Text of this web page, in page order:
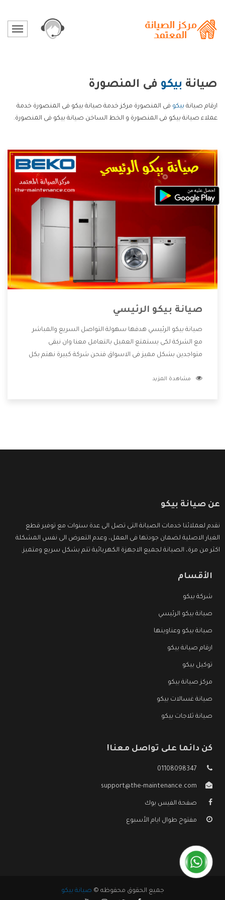
صيانة بيكو فى المنصورة
ارقام صيانة بيكو فى المنصورة مركز خدمة صيانة بيكو فى المنصورة خدمة
عملاء صيانة بيكو فى المنصورة و الخط الساخن صيانة بيكو فى المنصورة.
صيانة بيكو الرئيسي
صيانة بيكو الرئيسي هدفها سهولة التواصل السريع والمباشر
مع الشركة لكى يستمتع العميل بالتعامل معنا وان نبقى
متواجدين بشكل مميز فى الاسواق فنحن شركة كبيرة نهتم بكل
الشركة بها والتى تكون منها خدمة الصيانة التى تكون من أهم
مشاهدة المزيد
عن صيانة بيكو
نقدم لعملائنا خدمات الصيانة التى تصل الى عدة سنوات مع توفير قطع
الغيار الاصلية لضمان جودتها فى العمل، وعدم التعرض الى نفس المشكلة
اكثر من مرة، الصيانة لجميع الاجهزة الكهربائية تتم بشكل سريع ومتميز.
الأقسام
شركة بيكو
صيانة بيكو الرئيسي
صيانة بيكو وعناوينها
ارقام صيانة بيكو
توكيل بيكو
مركز صيانة بيكو
صيانة غسالات بيكو
صيانة ثلاجات بيكو
كن دائما على تواصل معنا!
01108098347
support@the-maintenance.com
صفحة الفيس بوك
مفتوح طوال ايام الأسبوع
جميع الحقوق محفوظه © صيانة بيكو